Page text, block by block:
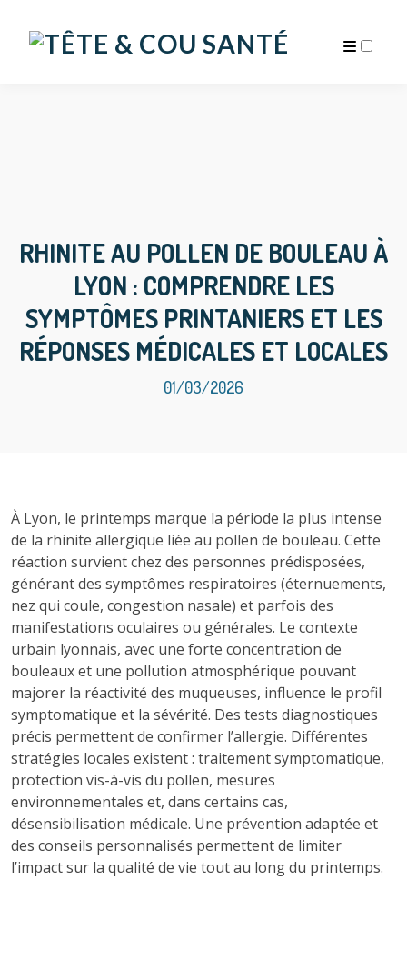
RHINITE AU POLLEN DE BOULEAU À
LYON : COMPRENDRE LES
SYMPTÔMES PRINTANIERS ET LES
RÉPONSES MÉDICALES ET LOCALES
01/03/2026
À Lyon, le printemps marque la période la plus intense
de la rhinite allergique liée au pollen de bouleau. Cette
réaction survient chez des personnes prédisposées,
générant des symptômes respiratoires (éternuements,
nez qui coule, congestion nasale) et parfois des
manifestations oculaires ou générales. Le contexte
urbain lyonnais, avec une forte concentration de
bouleaux et une pollution atmosphérique pouvant
majorer la réactivité des muqueuses, influence le profil
symptomatique et la sévérité. Des tests diagnostiques
précis permettent de confirmer l’allergie. Différentes
stratégies locales existent : traitement symptomatique,
protection vis-à-vis du pollen, mesures
environnementales et, dans certains cas,
désensibilisation médicale. Une prévention adaptée et
des conseils personnalisés permettent de limiter
l’impact sur la qualité de vie tout au long du printemps.